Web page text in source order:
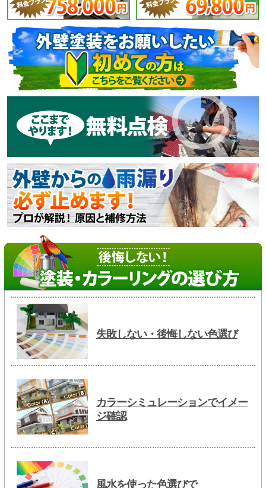
失敗しない・後悔しない色選び
カラーシミュレーションでイメー
ジ確認
風水を使った色選びで